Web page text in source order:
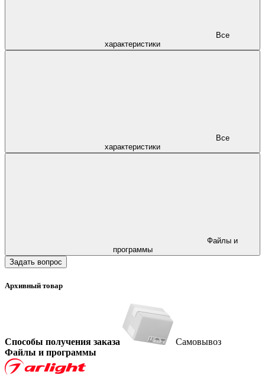
характеристики
характеристики
программы
Задать вопрос
Архивный товар
Способы получения заказа
Самовывоз
Файлы и программы